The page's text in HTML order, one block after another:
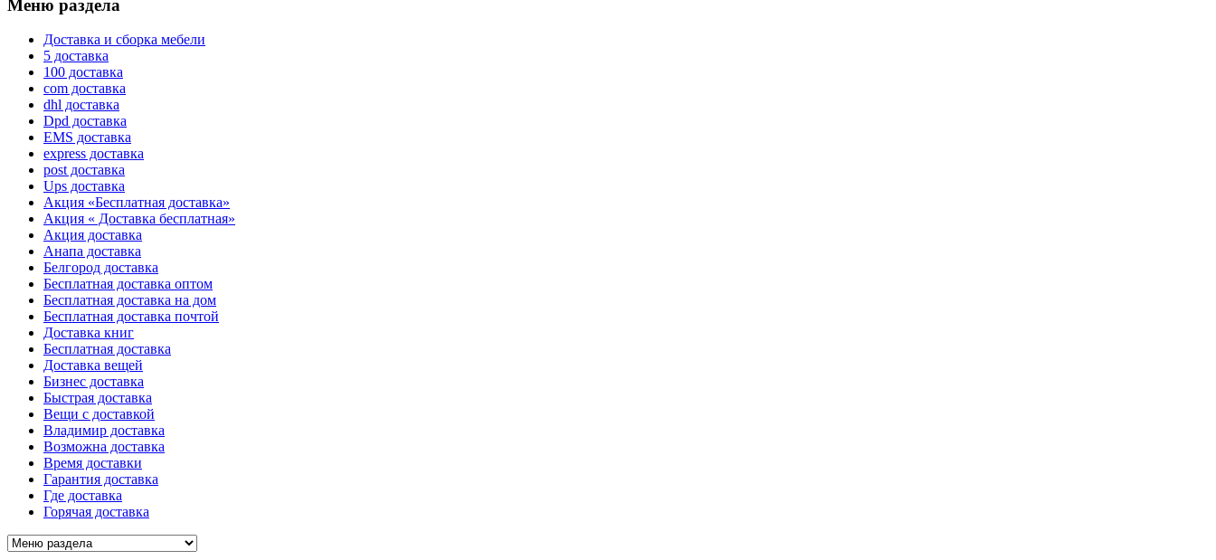
Меню раздела
Доставка и сборка мебели
5 доставка
100 доставка
com доставка
dhl доставка
Dpd доставка
EMS доставка
express доставка
post доставка
Ups доставка
Акция «Бесплатная доставка»
Акция « Доставка бесплатная»
Акция доставка
Анапа доставка
Белгород доставка
Бесплатная доставка оптом
Бесплатная доставка на дом
Бесплатная доставка почтой
Доставка книг
Бесплатная доставка
Доставка вещей
Бизнес доставка
Быстрая доставка
Вещи с доставкой
Владимир доставка
Возможна доставка
Время доставки
Гарантия доставка
Где доставка
Горячая доставка